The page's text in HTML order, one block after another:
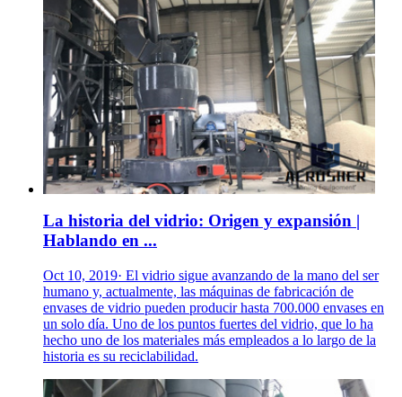
La historia del vidrio: Origen y expansión |
Hablando en ...
Oct 10, 2019· El vidrio sigue avanzando de la mano del ser
humano y, actualmente, las máquinas de fabricación de
envases de vidrio pueden producir hasta 700.000 envases en
un solo día. Uno de los puntos fuertes del vidrio, que lo ha
hecho uno de los materiales más empleados a lo largo de la
historia es su reciclabilidad.